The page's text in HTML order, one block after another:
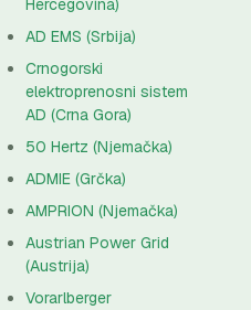
Hercegovina)
AD EMS (Srbija)
Crnogorski
elektroprenosni sistem
AD (Crna Gora)
50 Hertz (Njemačka)
ADMIE (Grčka)
AMPRION (Njemačka)
Austrian Power Grid
(Austrija)
Vorarlberger